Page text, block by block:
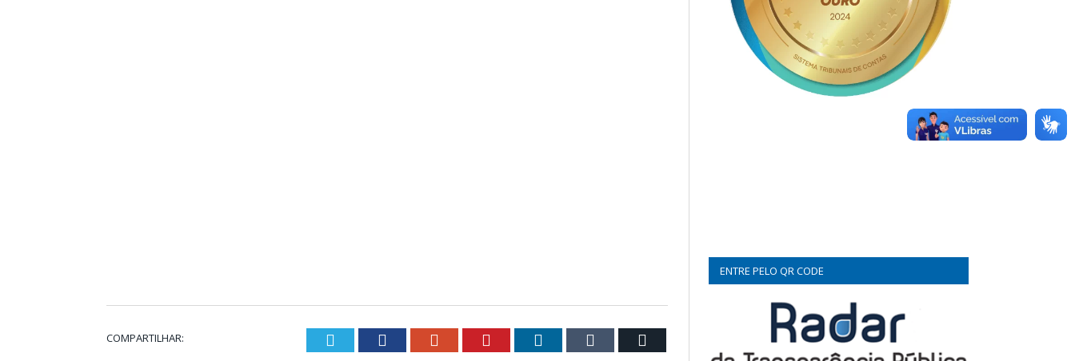
COMPARTILHAR: Twitter Facebook Google+ Pinterest LinkedIn Tumblr
ENTRE PELO QR CODE